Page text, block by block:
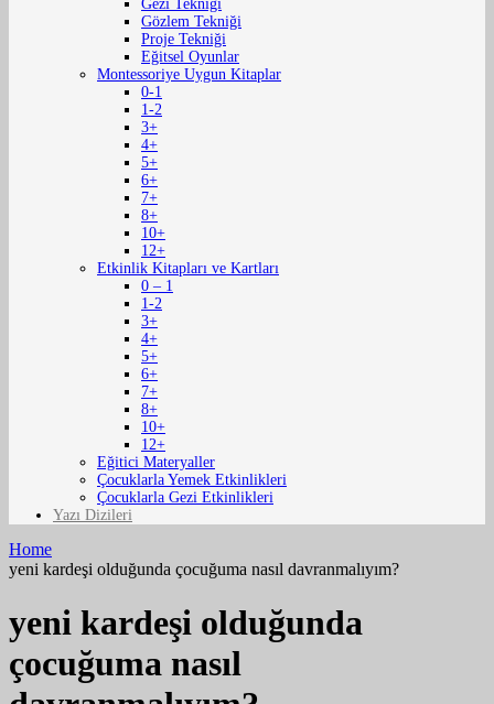
Gezi Tekniği
Gözlem Tekniği
Proje Tekniği
Eğitsel Oyunlar
Montessoriye Uygun Kitaplar
0-1
1-2
3+
4+
5+
6+
7+
8+
10+
12+
Etkinlik Kitapları ve Kartları
0 – 1
1-2
3+
4+
5+
6+
7+
8+
10+
12+
Eğitici Materyaller
Çocuklarla Yemek Etkinlikleri
Çocuklarla Gezi Etkinlikleri
Yazı Dizileri
Home
yeni kardeşi olduğunda çocuğuma nasıl davranmalıyım?
yeni kardeşi olduğunda
çocuğuma nasıl